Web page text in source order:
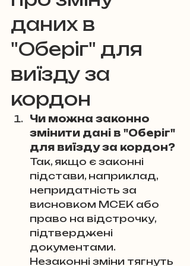
даних в
"Оберіг" для
виїзду за
кордон
Чи можна законно
змінити дані в "Оберіг"
для виїзду за кордон?
Так, якщо є законні
підстави, наприклад,
непридатність за
висновком МСЕК або
право на відстрочку,
підтверджені
документами.
Незаконні зміни тягнуть